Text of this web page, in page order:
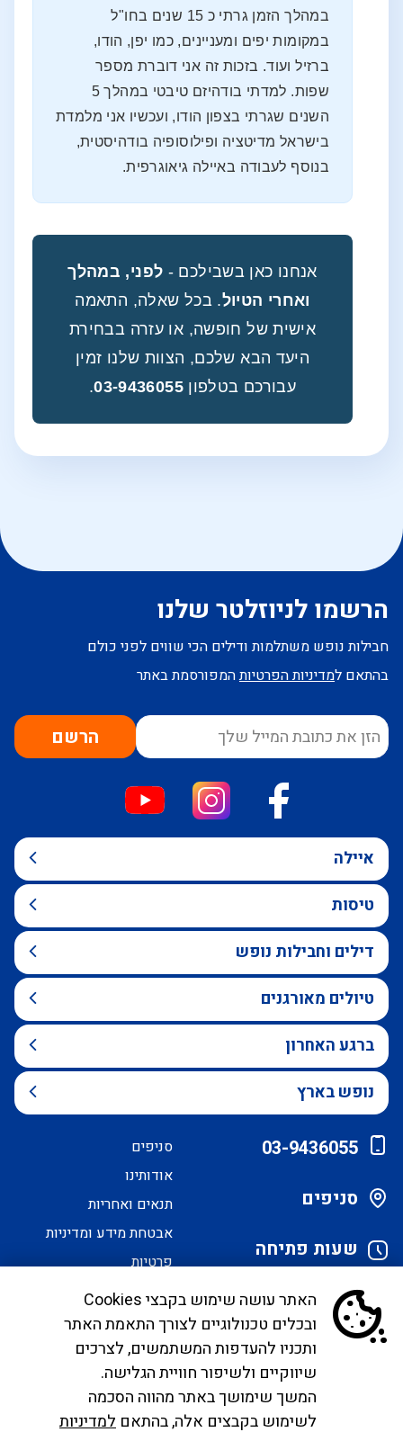
במהלך הזמן גרתי כ 15 שנים בחו"ל
במקומות יפים ומעניינים, כמו יפן, הודו,
ברזיל ועוד. בזכות זה אני דוברת מספר
שפות. למדתי בודהיזם טיבטי במהלך 5
השנים שגרתי בצפון הודו, ועכשיו אני מלמדת
בישראל מדיטציה ופילוסופיה בודהיסטית,
בנוסף לעבודה באיילה גיאוגרפית.
אנחנו כאן בשבילכם - לפני, במהלך
ואחרי הטיול. בכל שאלה, התאמה
אישית של חופשה, או עזרה בבחירת
היעד הבא שלכם, הצוות שלנו זמין
עבורכם בטלפון03-9436055
.
הרשמו לניוזלטר שלנו
חבילות נופש משתלמות ודילים הכי שווים לפני כולם
בהתאם למדיניות הפרטיותהמפורסמת באתר
הרשם
איילה
טיסות
דילים וחבילות נופש
טיולים מאורגנים
ברגע האחרון
נופש בארץ
03-9436055
סניפים
שעות פתיחה
סניפים
אודותינו
תנאים ואחריות
אבטחת מידע ומדיניות
פרטיות
הסדרי נגישות
לקוחות יקרים, בימים אלו אנו נערכים ליישם את
הנחיית הממונה בדבר פרסום אישור טיסות שכר ע"י
רשות התעופה. עד להטמעה מלאה של היישום ניתן
לפנות לבירורים לכתובת המייל
האתר עושה שימוש בקבצי Cookies
ובכלים טכנולוגיים לצורך התאמת האתר
ותכניו להעדפות המשתמשים, לצרכים
שיווקיים ולשיפור חוויית הגלישה.
המשך שימושך באתר מהווה הסכמה
לשימוש בקבצים אלה, בהתאם למדיניות